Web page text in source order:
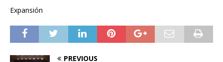
Expansión
PREVIOUS